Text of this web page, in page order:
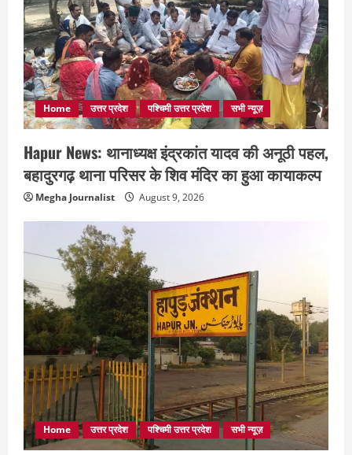
Home उत्तर प्रदेश पश्चिमी उत्तर प्रदेश सभी न्यूज़
Hapur News: थानाध्यक्ष इंद्रकांत यादव की अनूठी पहल,
बहादुरगढ़ थाना परिसर के शिव मंदिर का हुआ कायाकल्प
Megha Journalist August 9, 2026
Home उत्तर प्रदेश पश्चिमी उत्तर प्रदेश सभी न्यूज़